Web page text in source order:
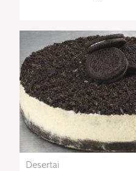
Desertai